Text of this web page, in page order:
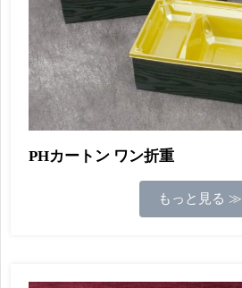
PHカートン ワン折重
もっと見る ≫